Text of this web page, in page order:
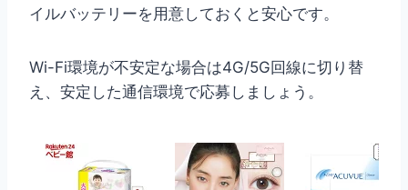
イルバッテリーを用意しておくと安心です。
Wi-Fi環境が不安定な場合は4G/5G回線に切り替
え、安定した通信環境で応募しましょう。